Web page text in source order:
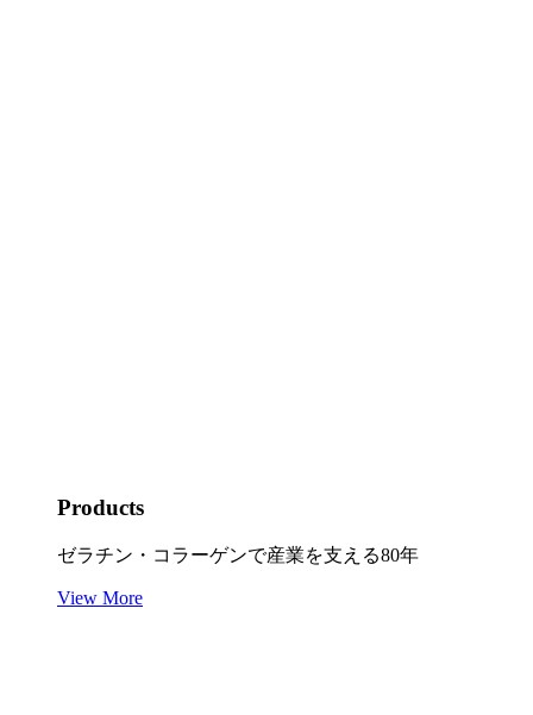
Products
ゼラチン・コラーゲンで産業を支える80年
View More